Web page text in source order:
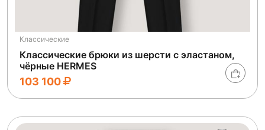
Классические
Классические брюки из шерсти с эластаном,
чёрные HERMES
103 100